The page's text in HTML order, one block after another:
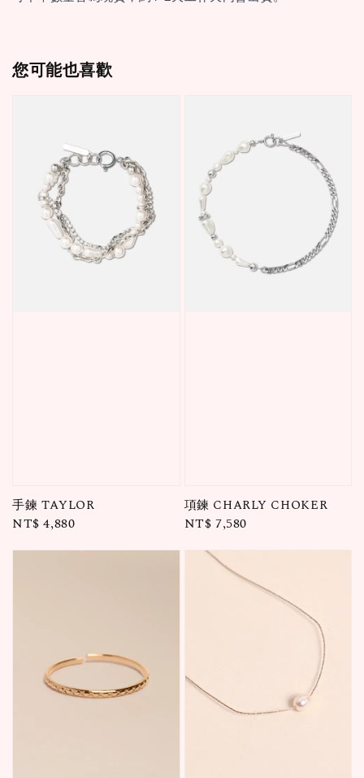
您可能也喜歡
手鍊 TAYLOR
Regular
NT$ 4,880
項鍊 CHARLY CHOKER
Regular
NT$ 7,580